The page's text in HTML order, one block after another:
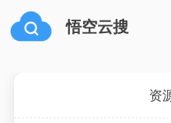
悟空云搜
资